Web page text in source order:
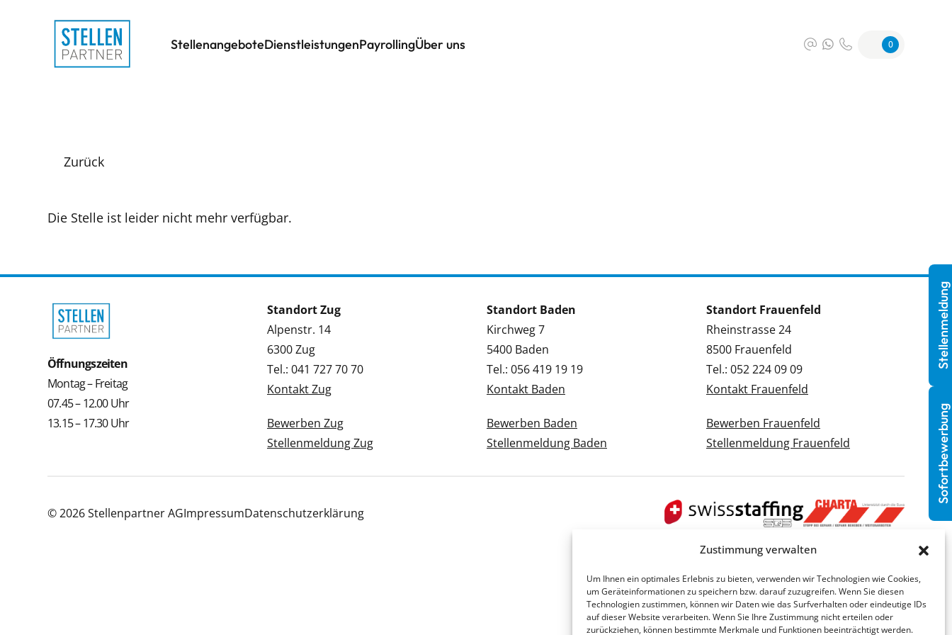
Zustimmung verwalten
Um Ihnen ein optimales Erlebnis zu bieten, verwenden wir Technologien wie Cookies,
um Geräteinformationen zu speichern bzw. darauf zuzugreifen. Wenn Sie diesen
Technologien zustimmen, können wir Daten wie das Surfverhalten oder eindeutige IDs
auf dieser Website verarbeiten. Wenn Sie Ihre Zustimmung nicht erteilen oder
zurückziehen, können bestimmte Merkmale und Funktionen beeinträchtigt werden.
StellenangeboteDienstleistungenPayrollingÜber uns 0
Zurück
Die Stelle ist leider nicht mehr verfügbar.
Öffnungszeiten
Montag – Freitag
07.45 – 12.00 Uhr
13.15 – 17.30 Uhr
Standort Zug
Alpenstr. 14
6300 Zug
Tel.: 041 727 70 70
Kontakt Zug
Bewerben Zug
Stellenmeldung Zug
Standort Baden
Kirchweg 7
5400 Baden
Tel.: 056 419 19 19
Kontakt Baden
Bewerben Baden
Stellenmeldung Baden
Standort Frauenfeld
Rheinstrasse 24
8500 Frauenfeld
Tel.: 052 224 09 09
Kontakt Frauenfeld
Bewerben Frauenfeld
Stellenmeldung Frauenfeld
© 2026 Stellenpartner AGImpressumDatenschutzerklärung
Sofortbewerbung
Stellenmeldung